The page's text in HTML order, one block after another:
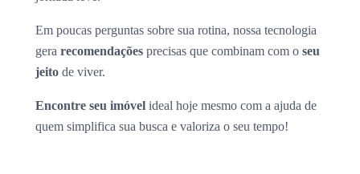
Em poucas perguntas sobre sua rotina, nossa tecnologia
gera recomendações precisas que combinam com o seu
jeito de viver.
Encontre seu imóvel ideal hoje mesmo com a ajuda de
quem simplifica sua busca e valoriza o seu tempo!